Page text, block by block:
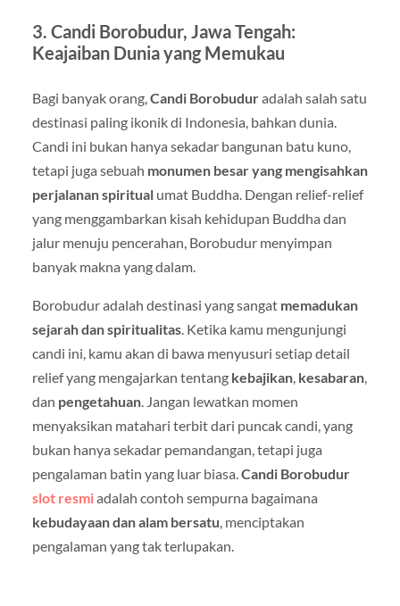
3. Candi Borobudur, Jawa Tengah:
Keajaiban Dunia yang Memukau
Bagi banyak orang, Candi Borobuduradalah salah satu
destinasi paling ikonik di Indonesia, bahkan dunia.
Candi ini bukan hanya sekadar bangunan batu kuno,
tetapi juga sebuah monumen besar yang mengisahkan
perjalanan spiritualumat Buddha. Dengan relief-relief
yang menggambarkan kisah kehidupan Buddha dan
jalur menuju pencerahan, Borobudur menyimpan
banyak makna yang dalam.
Borobudur adalah destinasi yang sangat memadukan
sejarah dan spiritualitas. Ketika kamu mengunjungi
candi ini, kamu akan di bawa menyusuri setiap detail
relief yang mengajarkan tentang kebajikan, kesabaran,
dan pengetahuan. Jangan lewatkan momen
menyaksikan matahari terbit dari puncak candi, yang
bukan hanya sekadar pemandangan, tetapi juga
pengalaman batin yang luar biasa. Candi Borobudur
slot resmiadalah contoh sempurna bagaimana
kebudayaan dan alam bersatu , menciptakan
pengalaman yang tak terlupakan.